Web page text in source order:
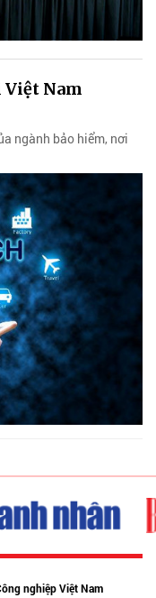
Việt Nam
ngành bảo hiểm, nơi
nghiệp Việt Nam